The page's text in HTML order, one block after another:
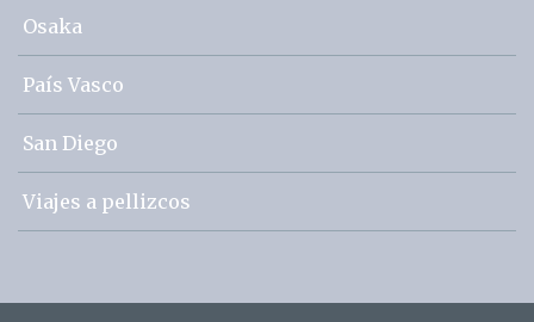
Osaka
País Vasco
San Diego
Viajes a pellizcos